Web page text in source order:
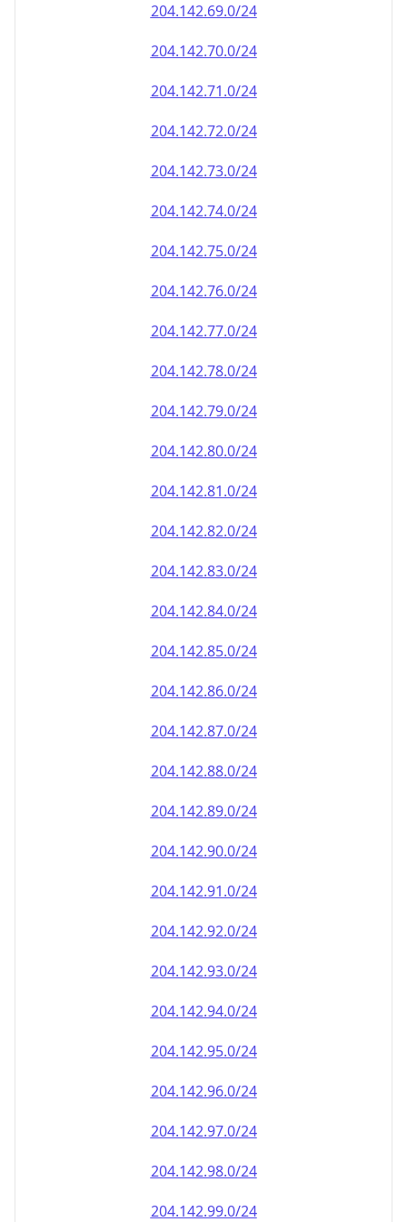
204.142.69.0/24
204.142.70.0/24
204.142.71.0/24
204.142.72.0/24
204.142.73.0/24
204.142.74.0/24
204.142.75.0/24
204.142.76.0/24
204.142.77.0/24
204.142.78.0/24
204.142.79.0/24
204.142.80.0/24
204.142.81.0/24
204.142.82.0/24
204.142.83.0/24
204.142.84.0/24
204.142.85.0/24
204.142.86.0/24
204.142.87.0/24
204.142.88.0/24
204.142.89.0/24
204.142.90.0/24
204.142.91.0/24
204.142.92.0/24
204.142.93.0/24
204.142.94.0/24
204.142.95.0/24
204.142.96.0/24
204.142.97.0/24
204.142.98.0/24
204.142.99.0/24